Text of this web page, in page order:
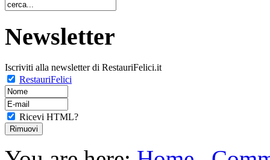
Newsletter
Iscriviti alla newsletter di RestauriFelici.it
RestauriFelici
Ricevi HTML?